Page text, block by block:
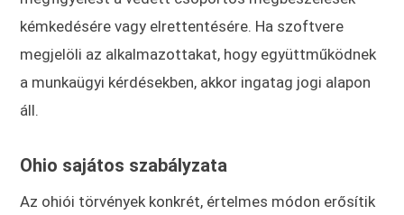
kémkedésére vagy elrettentésére. Ha szoftvere
megjelöli az alkalmazottakat, hogy együttműködnek
a munkaügyi kérdésekben, akkor ingatag jogi alapon
áll.
Ohio sajátos szabályzata
Az ohiói törvények konkrét, értelmes módon erősítik